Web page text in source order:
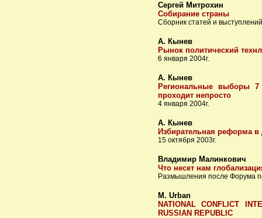
Сергей Митрохин
Собирание страны
Сборник статей и выступлений
А. Кынев
Рынок политический
6 января 2004г.
А. Кынев
Региональные выборы 7
проходит непросто
4 января 2004г.
А. Кынев
Избирательная реформа в
15 октября 2003г.
Владимир Малинкович
Что несет нам
Размышления после Форума
M. Urban
NATIONAL CONFLICT
RUSSIAN REPUBLIC